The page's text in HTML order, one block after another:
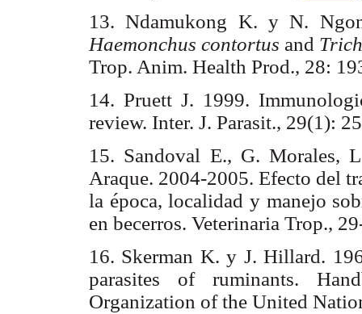
13. Ndamukong K. y N.
Haemonchus contortus and
Trop. Anim. Health Prod., 28:
14. Pruett J. 1999.
review. Inter. J. Parasit., 29(1):
15. Sandoval E., G. Morales,
Araque. 2004-2005. Efecto del
la época, localidad y manejo
en becerros. Veterinaria
16. Skerman K. y J. Hillard.
parasites of ruminants.
Organization of the United